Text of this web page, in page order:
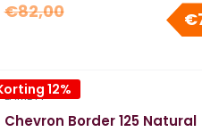
Normale
€82,00
12%
LAMETT
Chevron Border 125 Natural